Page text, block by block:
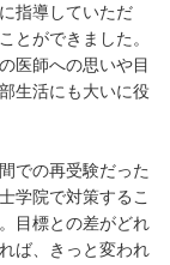
指導していただ
とができました。
医師への思いや目
生活にも大いに役
での再受験だった
学院で対策するこ
目標との差がどれ
ば、きっと変われ